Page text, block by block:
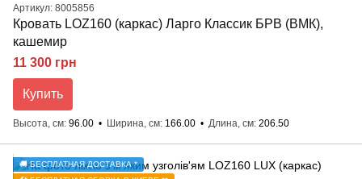
Артикул: 8005856
Кровать LOZ160 (каркас) Ларго Классик БРВ (ВМК),
кашемир
11 300 грн
Купить
Высота, см 96.00 Ширина, см 166.00 Длина, см 206.50
🚚 БЕСПЛАТНАЯ ДОСТАВКА *